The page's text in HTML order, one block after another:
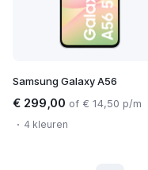
Samsung Galaxy A56
€ 299,00 of € 14,50 p/m
4 kleuren